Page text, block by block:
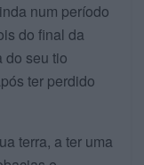
num período
do final da
do seu tio
ter perdido
terra, a ter uma